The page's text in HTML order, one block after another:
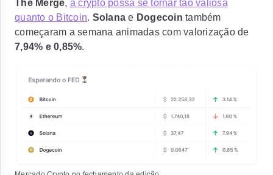
The Merge, a crypto possa se tornar tão valiosa
quanto o Bitcoin. Solanae Dogecoin também
começaram a semana animadas com valorização de
7,94% e 0,85%.